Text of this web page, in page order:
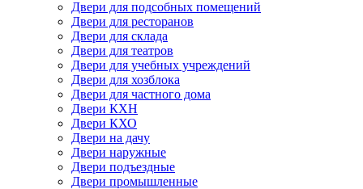
Двери для подсобных помещений
Двери для ресторанов
Двери для склада
Двери для театров
Двери для учебных учреждений
Двери для хозблока
Двери для частного дома
Двери КХН
Двери КХО
Двери на дачу
Двери наружные
Двери подъездные
Двери промышленные